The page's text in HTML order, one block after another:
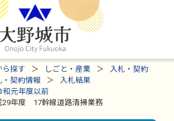
ら探す しごと・産業
入札・契約
・契約情報
入札結果
和元年度以前
29年度 17幹線道路清掃業務